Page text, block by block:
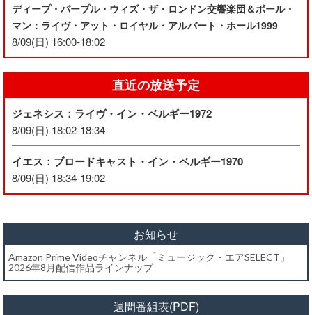
ディープ・パープル・ウィズ・ザ・ロンドン交響楽団＆ポール・
マン：ライヴ・アット・ロイヤル・アルバート・ホール1999
8/09(日) 16:00-18:02
直近の放送予定
ジェネシス：ライヴ・イン・ベルギー1972
8/09(日) 18:02-18:34
イエス：ブロードキャスト・イン・ベルギー1970
8/09(日) 18:34-19:02
お知らせ
Amazon Prime Videoチャンネル「ミュージック・エアSELECT」
2026年8月配信作品ラインナップ
週間番組表(PDF)